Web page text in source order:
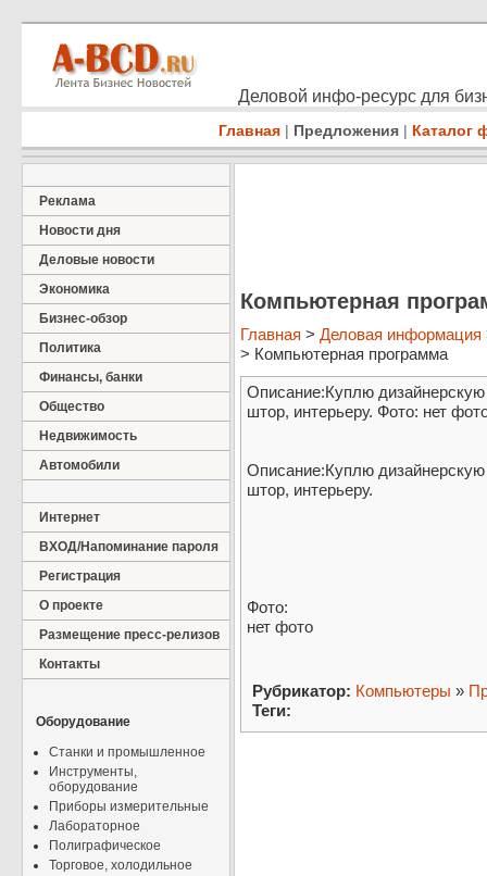
Деловой инфо-ресурс для
Главная | Предложения | Каталог
Реклама
Новости дня
Деловые новости
Экономика
Бизнес-обзор
Политика
Финансы, банки
Общество
Недвижимость
Автомобили
Интернет
ВХОД/Напоминание пароля
Регистрация
О проекте
Размещение пресс-релизов
Контакты
Оборудование
Станки и промышленное
Инструменты,
оборудование
Приборы измерительные
Лабораторное
Полиграфическое
Торговое, холодильное
Компьютерная
Главная > Деловая информация
> Компьютерная программа
Описание:Куплю
штор, интерьеру. Фото: нет
Описание:Куплю
штор, интерьеру.
Фото:
нет фото
Рубрикатор: Компьютеры »
Теги: